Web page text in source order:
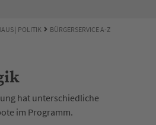
| POLITIK BÜRGERSERVICE A-Z
hat unterschiedliche
im Programm.